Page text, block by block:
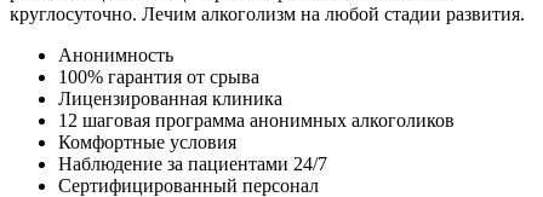
круглосуточно. Лечим алкоголизм на любой стадии развития.
Анонимность
100% гарантия от срыва
Лицензированная клиника
12 шаговая программа анонимных алкоголиков
Комфортные условия
Наблюдение за пациентами 24/7
Сертифицированный персонал